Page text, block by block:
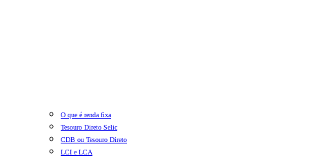
O que é renda fixa
Tesouro Direto Selic
CDB ou Tesouro Direto
LCI e LCA